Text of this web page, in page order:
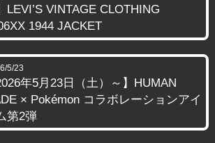
LEVI’S VINTAGE CLOTHING
1944 JACKET
5/23
年5月23日（土）～】HUMAN
× Pokémon コラボレーションアイ
第2弾